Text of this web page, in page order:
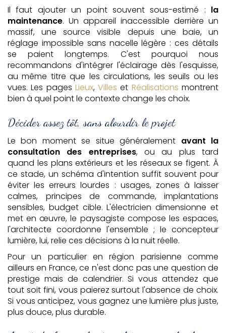
Il faut ajouter un point souvent sous-estimé : la
maintenance. Un appareil inaccessible derrière un
massif, une source visible depuis une baie, un
réglage impossible sans nacelle légère : ces détails
se paient longtemps. C'est pourquoi nous
recommandons d'intégrer l'éclairage dès l'esquisse,
au même titre que les circulations, les seuils ou les
vues. Les pages Lieux,Villes et Réalisations montrent
bien à quel point le contexte change les choix.
Décider assez tôt, sans alourdir le projet
Le bon moment se situe généralement avant la
consultation des entreprises, ou au plus tard
quand les plans extérieurs et les réseaux se figent. À
ce stade, un schéma d'intention suffit souvent pour
éviter les erreurs lourdes : usages, zones à laisser
calmes, principes de commande, implantations
sensibles, budget cible. L'électricien dimensionne et
met en œuvre, le paysagiste compose les espaces,
l'architecte coordonne l'ensemble ; le concepteur
lumière, lui, relie ces décisions à la nuit réelle.
Pour un particulier en région parisienne comme
ailleurs en France, ce n'est donc pas une question de
prestige mais de calendrier. Si vous attendez que
tout soit fini, vous paierez surtout l'absence de choix.
Si vous anticipez, vous gagnez une lumière plus juste,
plus douce, plus durable.